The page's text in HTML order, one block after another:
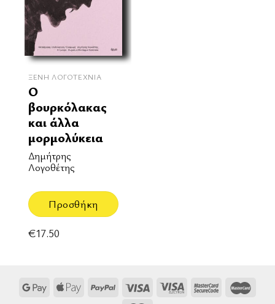
ΞΈΝΗ ΛΟΓΟΤΕΧΝΊΑ
Ο
βουρκόλακας
και άλλα
μορμολύκεια
Δημήτρης
Λογοθέτης
Προσθήκη
€17.50